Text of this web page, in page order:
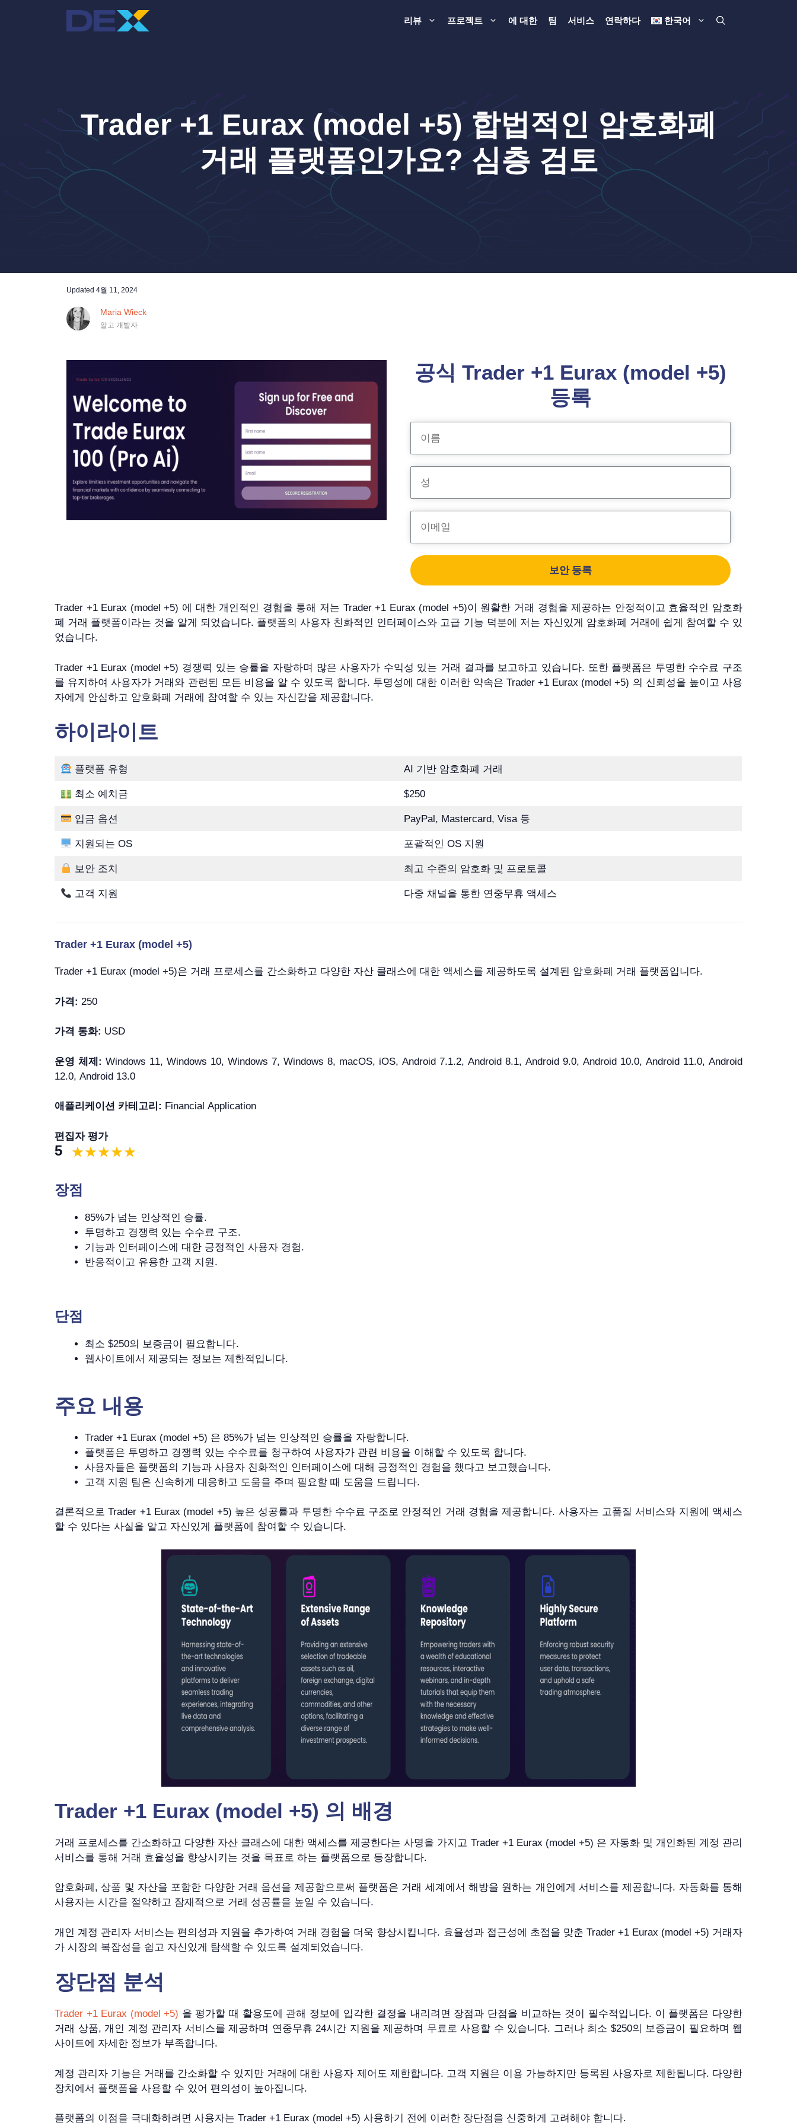
리뷰 프로젝트 에 대한 팀 서비스 연락하다 한국어
Trader +1 Eurax (model +5) 합법적인 암호화폐
거래 플랫폼인가요? 심층 검토
Updated 4월 11, 2024
Maria Wieck
알고 개발자
공식 Trader +1 Eurax (model +5)
등록
보안 등록
Trader +1 Eurax (model +5) 에 대한 개인적인 경험을 통해 저는 Trader +1 Eurax (model +5)이 원활한 거래 경험을 제공하는 안정적이고 효율적인 암호화
폐 거래 플랫폼이라는 것을 알게 되었습니다. 플랫폼의 사용자 친화적인 인터페이스와 고급 기능 덕분에 저는 자신있게 암호화폐 거래에 쉽게 참여할 수 있
었습니다.
Trader +1 Eurax (model +5) 경쟁력 있는 승률을 자랑하며 많은 사용자가 수익성 있는 거래 결과를 보고하고 있습니다. 또한 플랫폼은 투명한 수수료 구조
를 유지하여 사용자가 거래와 관련된 모든 비용을 알 수 있도록 합니다. 투명성에 대한 이러한 약속은 Trader +1 Eurax (model +5) 의 신뢰성을 높이고 사용
자에게 안심하고 암호화폐 거래에 참여할 수 있는 자신감을 제공합니다.
하이라이트
플랫폼 유형 AI 기반 암호화폐 거래
최소 예치금 $250
입금 옵션 PayPal, Mastercard, Visa 등
지원되는 OS 포괄적인 OS 지원
보안 조치 최고 수준의 암호화 및 프로토콜
고객 지원 다중 채널을 통한 연중무휴 액세스
Trader +1 Eurax (model +5)
Trader +1 Eurax (model +5)은 거래 프로세스를 간소화하고 다양한 자산 클래스에 대한 액세스를 제공하도록 설계된 암호화폐 거래 플랫폼입니다.
가격: 250
가격 통화: USD
운영 체제: Windows 11, Windows 10, Windows 7, Windows 8, macOS, iOS, Android 7.1.2, Android 8.1, Android 9.0, Android 10.0, Android 11.0, Android
12.0, Android 13.0
애플리케이션 카테고리: Financial Application
편집자 평가
5
장점
85%가 넘는 인상적인 승률.
투명하고 경쟁력 있는 수수료 구조.
기능과 인터페이스에 대한 긍정적인 사용자 경험.
반응적이고 유용한 고객 지원.
단점
최소 $250의 보증금이 필요합니다.
웹사이트에서 제공되는 정보는 제한적입니다.
주요 내용
Trader +1 Eurax (model +5) 은 85%가 넘는 인상적인 승률을 자랑합니다.
플랫폼은 투명하고 경쟁력 있는 수수료를 청구하여 사용자가 관련 비용을 이해할 수 있도록 합니다.
사용자들은 플랫폼의 기능과 사용자 친화적인 인터페이스에 대해 긍정적인 경험을 했다고 보고했습니다.
고객 지원 팀은 신속하게 대응하고 도움을 주며 필요할 때 도움을 드립니다.
결론적으로 Trader +1 Eurax (model +5) 높은 성공률과 투명한 수수료 구조로 안정적인 거래 경험을 제공합니다. 사용자는 고품질 서비스와 지원에 액세스
할 수 있다는 사실을 알고 자신있게 플랫폼에 참여할 수 있습니다.
Trader +1 Eurax (model +5) 의 배경
거래 프로세스를 간소화하고 다양한 자산 클래스에 대한 액세스를 제공한다는 사명을 가지고 Trader +1 Eurax (model +5) 은 자동화 및 개인화된 계정 관리
서비스를 통해 거래 효율성을 향상시키는 것을 목표로 하는 플랫폼으로 등장합니다.
암호화폐, 상품 및 자산을 포함한 다양한 거래 옵션을 제공함으로써 플랫폼은 거래 세계에서 해방을 원하는 개인에게 서비스를 제공합니다. 자동화를 통해
사용자는 시간을 절약하고 잠재적으로 거래 성공률을 높일 수 있습니다.
개인 계정 관리자 서비스는 편의성과 지원을 추가하여 거래 경험을 더욱 향상시킵니다. 효율성과 접근성에 초점을 맞춘 Trader +1 Eurax (model +5) 거래자
가 시장의 복잡성을 쉽고 자신있게 탐색할 수 있도록 설계되었습니다.
장단점 분석
Trader +1 Eurax (model +5) 을 평가할 때 활용도에 관해 정보에 입각한 결정을 내리려면 장점과 단점을 비교하는 것이 필수적입니다. 이 플랫폼은 다양한
거래 상품, 개인 계정 관리자 서비스를 제공하며 연중무휴 24시간 지원을 제공하며 무료로 사용할 수 있습니다. 그러나 최소 $250의 보증금이 필요하며 웹
사이트에 자세한 정보가 부족합니다.
계정 관리자 기능은 거래를 간소화할 수 있지만 거래에 대한 사용자 제어도 제한합니다. 고객 지원은 이용 가능하지만 등록된 사용자로 제한됩니다. 다양한
장치에서 플랫폼을 사용할 수 있어 편의성이 높아집니다.
플랫폼의 이점을 극대화하려면 사용자는 Trader +1 Eurax (model +5) 사용하기 전에 이러한 장단점을 신중하게 고려해야 합니다.